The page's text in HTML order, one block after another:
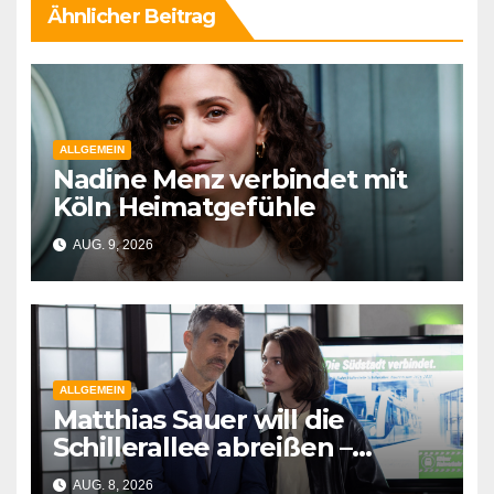
Ähnlicher Beitrag
ALLGEMEIN
Nadine Menz verbindet mit
Köln Heimatgefühle
AUG. 9, 2026
ALLGEMEIN
Matthias Sauer will die
Schillerallee abreißen –
Schauspieler Gabriel Merz
AUG. 8, 2026